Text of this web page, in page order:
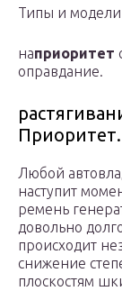
Типы и модели
наприоритет
оправдание.
Любой
наступит
ремень
довольно
происходит
снижение
плоскостям